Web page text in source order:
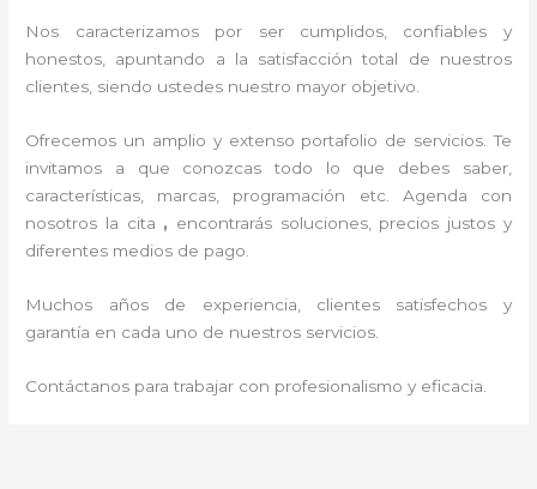
Nos caracterizamos por ser cumplidos, confiables y
honestos, apuntando a la satisfacción total de nuestros
clientes, siendo ustedes nuestro mayor objetivo.
Ofrecemos un amplio y extenso portafolio de servicios. Te
invitamos a que conozcas todo lo que debes saber,
características, marcas, programación etc. Agenda con
nosotros la cita , encontrarás soluciones, precios justos y
diferentes medios de pago.
Muchos años de experiencia, clientes satisfechos y
garantía en cada uno de nuestros servicios.
Contáctanos para trabajar con profesionalismo y eficacia.